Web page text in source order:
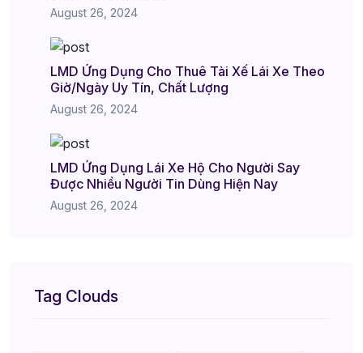
August 26, 2024
LMD Ứng Dụng Cho Thuê Tài Xế Lái Xe Theo
Giờ/Ngày Uy Tín, Chất Lượng
August 26, 2024
LMD Ứng Dụng Lái Xe Hộ Cho Người Say
Được Nhiều Người Tin Dùng Hiện Nay
August 26, 2024
Tag Clouds